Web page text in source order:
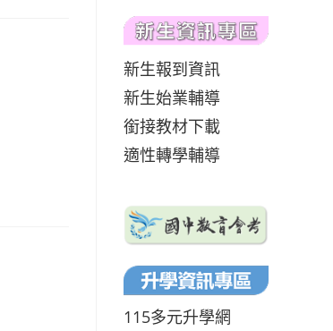
新生報到資訊
新生始業輔導
銜接教材下載
適性轉學輔導
115多元升學網